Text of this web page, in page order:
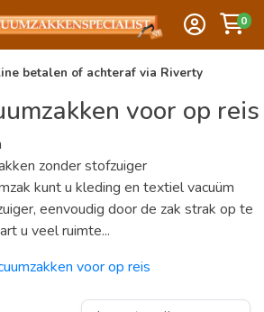
0
betalen of achteraf via Riverty
voor op reis
zonder stofzuiger
kunt u kleding en textiel vacuüm
eenvoudig door de zak strak op te
u veel ruimte...
voor op reis